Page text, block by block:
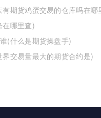
期货鸡蛋交易的仓库吗在哪
在哪里查)
(什么是期货操盘手)
交易量最大的期货合约是)